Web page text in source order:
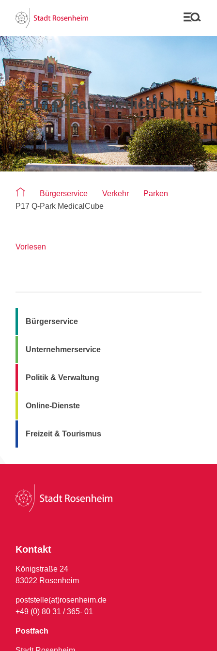
P17 Q-Park MedicalCube
Sie befinden sich auf der Seite "P17 Q-Park MedicalCube"
Bürgerservice Verkehr
Parken
P17 Q-Park MedicalCube
Vorlesen
Bürgerservice
Unternehmerservice
Politik & Verwaltung
Online-Dienste
Freizeit & Tourismus
Kontakt
Königstraße 24
83022 Rosenheim
poststelle(at)rosenheim.de
+49 (0) 80 31 / 365- 01
Postfach